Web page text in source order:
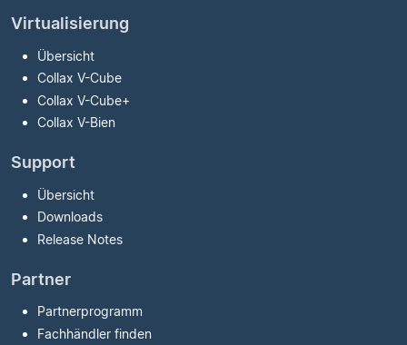
Virtualisierung
Übersicht
Collax V-Cube
Collax V-Cube+
Collax V-Bien
Support
Übersicht
Downloads
Release Notes
Partner
Partnerprogramm
Fachhändler finden